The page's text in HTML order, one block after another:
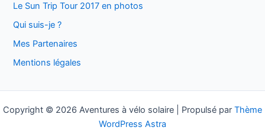
h
e
r
Le Sun Trip Tour 2017 en photos
Qui suis-je ?
Mes Partenaires
Mentions légales
Copyright © 2026 Aventures à vélo solaire | Propulsé par Thème
WordPress Astra